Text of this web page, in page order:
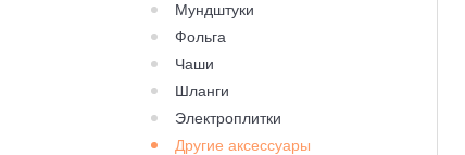
Мундштуки
Фольга
Чаши
Шланги
Электроплитки
Другие аксессуары